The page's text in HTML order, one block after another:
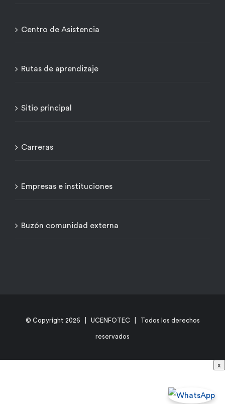
Centro de Asistencia
Rutas de aprendizaje
Sitio principal
Carreras
Empresas e instituciones
Buzón comunidad externa
© Copyright 2026 | UCENFOTEC | Todos los derechos
reservados
x